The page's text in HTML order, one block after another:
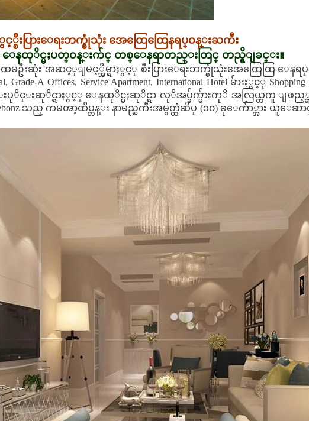
းပြားေရးဘက္စုံသုံး အေထြေထြေနရပ္၀န္းႀကီး
ေနထုိင္မႈပတ္၀န္းက်င္ တစ္ေနရာတည္းတြင္ တည္ရွိျခင္း။
မဦးဆုံး အဆင့္ျမင့္အိမ္ရာႏွင့္ စီးပြားေရးဘက္စုံသုံးအေထြေထြ ေနရ
A Offices, Service Apartment, International Hotel မ်ားႏွင့္
ပုိင္းဆုိင္ရာႏွင့္ ေနထုိင္မႈဆုိင္ရာ လုိအပ္ခ်က္မ်ားကုိ အလြယ္တကူ ျဖ
သည္ ကမၻာ့ထိပ္တန္း နာမည္ႀကီးအမွတ္တံဆိပ္ (၁၀) ခုေက်ာ္အား ယူေဆာင္